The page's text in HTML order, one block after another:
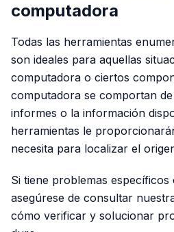
computadora
Todas las herramientas
son ideales para aquellas
computadora o ciertos
computadora se comportan
informes o la información
herramientas le
necesita para localizar el
Si tiene problemas
asegúrese de consultar
cómo verificar y solucionar